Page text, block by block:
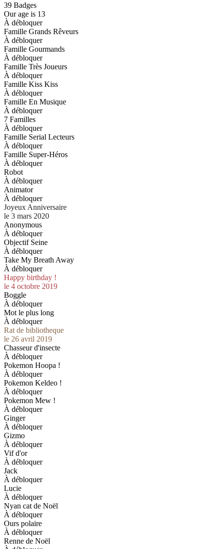
39 Badges
Our age is 13
À débloquer
Famille Grands Rêveurs
À débloquer
Famille Gourmands
À débloquer
Famille Très Joueurs
À débloquer
Famille Kiss Kiss
À débloquer
Famille En Musique
À débloquer
7 Familles
À débloquer
Famille Serial Lecteurs
À débloquer
Famille Super-Héros
À débloquer
Robot
À débloquer
Animator
À débloquer
Joyeux Anniversaire
le 3 mars 2020
Anonymous
À débloquer
Objectif Seine
À débloquer
Take My Breath Away
À débloquer
Happy birthday !
le 4 octobre 2019
Boggle
À débloquer
Mot le plus long
À débloquer
Rat de bibliotheque
le 26 avril 2019
Chasseur d'insecte
À débloquer
Pokemon Hoopa !
À débloquer
Pokemon Keldeo !
À débloquer
Pokemon Mew !
À débloquer
Ginger
À débloquer
Gizmo
À débloquer
Vif d'or
À débloquer
Jack
À débloquer
Lucie
À débloquer
Nyan cat de Noël
À débloquer
Ours polaire
À débloquer
Renne de Noël